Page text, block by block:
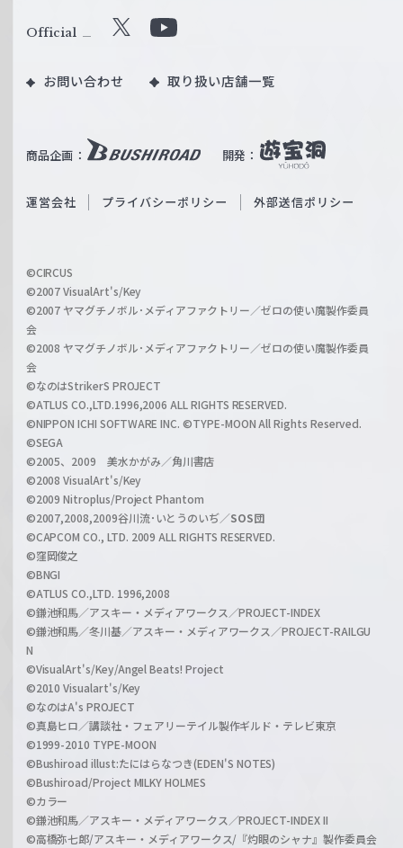
ル
W
ß
c
a
r
z
商品企画： 開発：
Official X
u
b
O
i
l
h
a
n
l
お問い合わせ 取り扱い店舗一覧
運営会社 プライバシーポリシー 外部送信ポリシー
©CIRCUS
©2007 VisualArt's/Key
©2007 ヤマグチノボル･メディアファクトリー／ゼロの使い魔製作委員
会
©2008 ヤマグチノボル･メディアファクトリー／ゼロの使い魔製作委員
会
©なのはStrikerS PROJECT
©ATLUS CO.,LTD.1996,2006 ALL RIGHTS RESERVED.
©NIPPON ICHI SOFTWARE INC. ©TYPE-MOON All Rights Reserved.
©SEGA
©2005、2009 美水かがみ／角川書店
©2008 VisualArt's/Key
©2009 Nitroplus/Project Phantom
©2007,2008,2009谷川流･いとうのいぢ／SOS団
©CAPCOM CO., LTD. 2009 ALL RIGHTS RESERVED.
©窪岡俊之
©BNGI
©ATLUS CO.,LTD. 1996,2008
©鎌池和馬／アスキー・メディアワークス／PROJECT-INDEX
©鎌池和馬／冬川基／アスキー・メディアワークス／PROJECT-RAILGU
N
©VisualArt's/Key/Angel Beats! Project
©2010 Visualart's/Key
©なのはA's PROJECT
©真島ヒロ／講談社・フェアリーテイル製作ギルド・テレビ東京
©1999-2010 TYPE-MOON
©Bushiroad illust:たにはらなつき(EDEN'S NOTES)
©Bushiroad/Project MILKY HOLMES
©カラー
©鎌池和馬／アスキー・メディアワークス／PROJECT-INDEX II
©高橋弥七郎/アスキー・メディアワークス/『灼眼のシャナ』製作委員会